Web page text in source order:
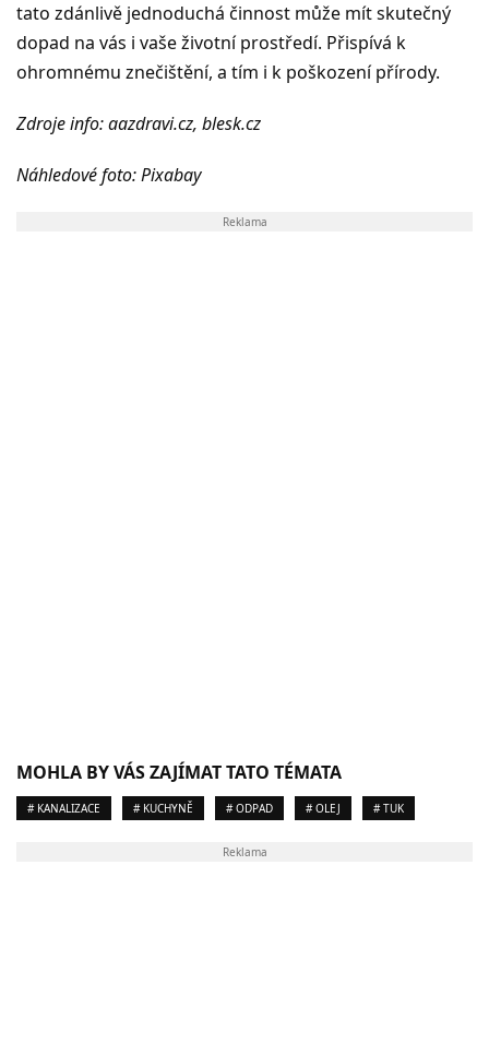
tato zdánlivě jednoduchá činnost může mít skutečný
dopad na vás i vaše životní prostředí. Přispívá k
ohromnému znečištění, a tím i k poškození přírody.
Zdroje info: aazdravi.cz, blesk.cz
Náhledové foto: Pixabay
Reklama
MOHLA BY VÁS ZAJÍMAT TATO TÉMATA
# KANALIZACE # KUCHYNĚ # ODPAD # OLEJ # TUK
Reklama